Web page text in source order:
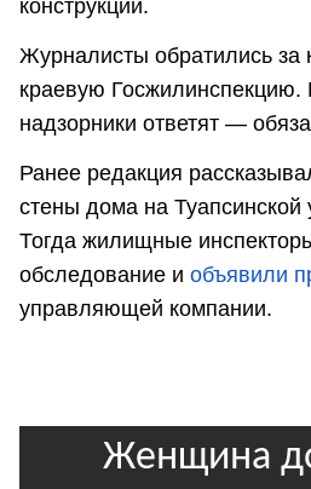
конструкций.
Журналисты обратились за
краевую Госжилинспекцию.
надзорники ответят —
Ранее редакция
стены дома на
Тогда жилищные
обследование и объявили
управляющей компании.